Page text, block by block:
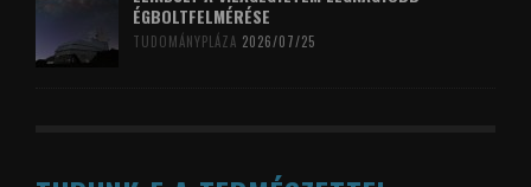
ÉGBOLTFELMÉRÉSE
TUDOMÁNYPLÁZA 2026/07/25